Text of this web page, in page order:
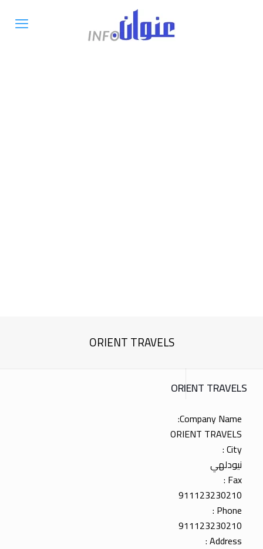
ORIENT TRAVELS
ORIENT TRAVELS
Company Name:
ORIENT TRAVELS
City :
نيودلهي
Fax :
911123230210
Phone :
911123230210
Address :